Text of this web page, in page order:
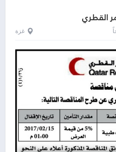
القطري
غزة